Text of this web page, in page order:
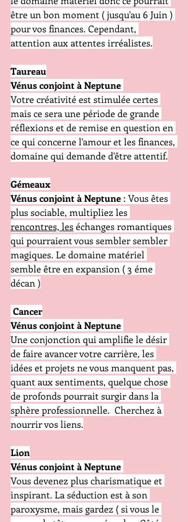
être un bon moment ( jusqu'au 6 Juin )
pour vos finances. Cependant,
attention aux attentes irréalistes.
Taureau
Vénus conjoint à Neptune
Votre créativité est stimulée certes
mais ce sera une période de grande
réflexions et de remise en question en
ce qui concerne l'amour et les finances,
domaine qui demande d'être attentif.
Gémeaux
Vénus conjoint à Neptune : Vous êtes
plus sociable, multipliez les
rencontres, les échanges romantiques
qui pourraient vous sembler sembler
magiques. Le domaine matériel
semble être en expansion ( 3 éme
décan )
Cancer
Vénus conjoint à Neptune
Une conjonction qui amplifie le désir
de faire avancer votre carrière, les
idées et projets ne vous manquent pas,
quant aux sentiments, quelque chose
de profonds pourrait surgir dans la
sphère professionnelle.  Cherchez à
nourrir vos liens.
Lion
Vénus conjoint à Neptune
Vous devenez plus charismatique et
inspirant. La séduction est à son
paroxysme, mais gardez ( si vous le